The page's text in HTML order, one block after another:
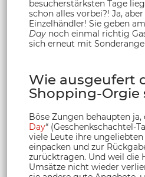
besucherstärksten Tage
schon alles vorbei?! Ja,
Einzelhändler! Sie geben
Day noch einmal richtig
sich erneut mit
Wie ausgeufert
Shopping-Orgie
Böse Zungen behaupten ja,
Day“ (Geschenkschachtel-
viele Leute ihre ungeliebten
einpacken und zur
zurücktragen. Und weil die
Umsätze nicht wieder